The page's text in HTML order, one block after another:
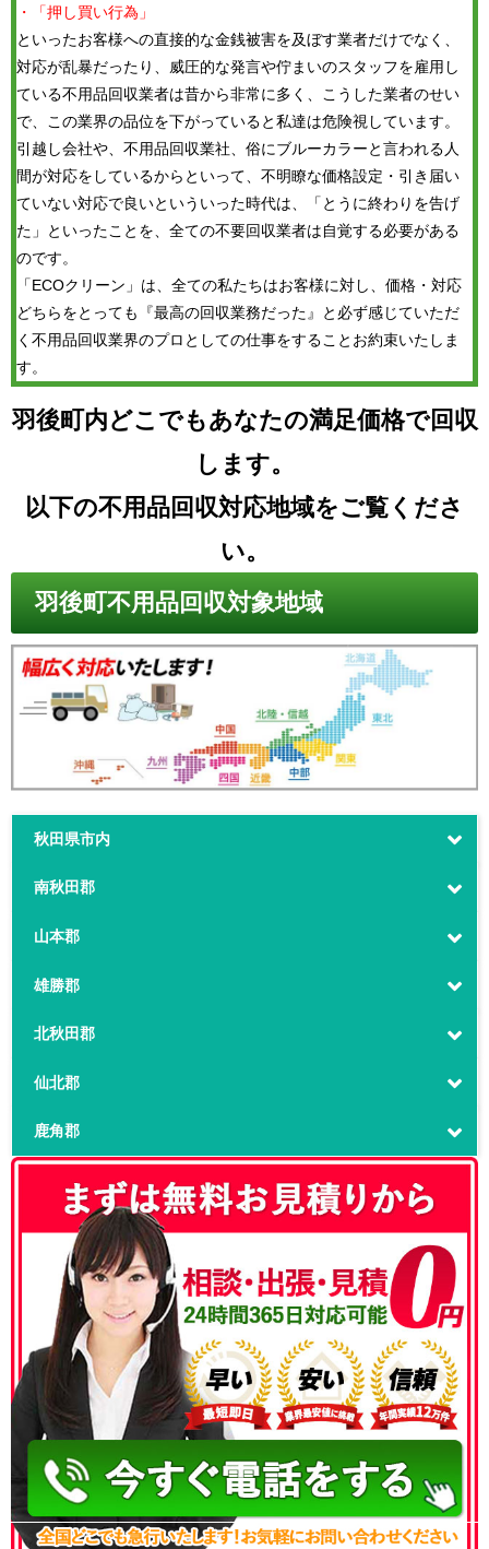
・「押し買い行為」
といったお客様への直接的な金銭被害を及ぼす業者だけでなく、
対応が乱暴だったり、威圧的な発言や佇まいのスタッフを雇用し
ている不用品回収業者は昔から非常に多く、こうした業者のせい
で、この業界の品位を下がっていると私達は危険視しています。
引越し会社や、不用品回収業社、俗にブルーカラーと言われる人
間が対応をしているからといって、不明瞭な価格設定・引き届い
ていない対応で良いといういった時代は、「とうに終わりを告げ
た」といったことを、全ての不要回収業者は自覚する必要がある
のです。
「ECOクリーン」は、全ての私たちはお客様に対し、価格・対応
どちらをとっても『最高の回収業務だった』と必ず感じていただ
く不用品回収業界のプロとしての仕事をすることお約束いたしま
す。
羽後町内どこでもあなたの満足価格で回収
します。
以下の不用品回収対応地域をご覧くださ
い。
羽後町不用品回収対象地域
秋田県市内
南秋田郡
山本郡
雄勝郡
北秋田郡
仙北郡
鹿角郡
050-3186-4780